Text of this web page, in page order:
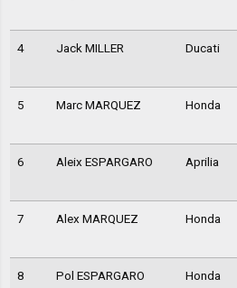
4 Jack MILLER Ducati
5 Marc MARQUEZ Honda
6 Aleix ESPARGARO Aprilia
7 Alex MARQUEZ Honda
8 Pol ESPARGARO Honda